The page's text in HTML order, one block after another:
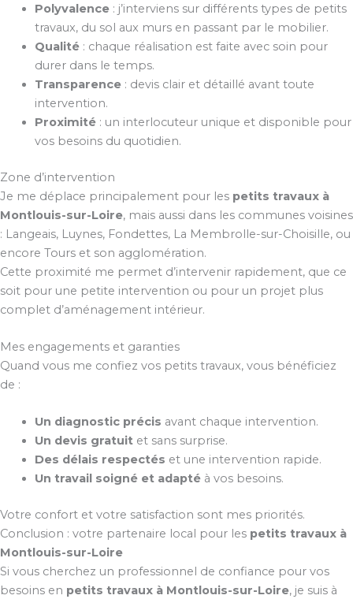
Polyvalence: j’interviens sur différents types de petits
travaux, du sol aux murs en passant par le mobilier.
Qualité: chaque réalisation est faite avec soin pour
durer dans le temps.
Transparence: devis clair et détaillé avant toute
intervention.
Proximité: un interlocuteur unique et disponible pour
vos besoins du quotidien.
Zone d’intervention
Je me déplace principalement pour les petits travaux à
Montlouis-sur-Loire, mais aussi dans les communes voisines
: Langeais, Luynes, Fondettes, La Membrolle-sur-Choisille, ou
encore Tours et son agglomération.
Cette proximité me permet d’intervenir rapidement, que ce
soit pour une petite intervention ou pour un projet plus
complet d’aménagement intérieur.
Mes engagements et garanties
Quand vous me confiez vos petits travaux, vous bénéficiez
de :
Un diagnostic précis avant chaque intervention.
Un devis gratuitet sans surprise.
Des délais respectés et une intervention rapide.
Un travail soigné et adaptéà vos besoins.
Votre confort et votre satisfaction sont mes priorités.
Conclusion : votre partenaire local pour les petits travaux à
Montlouis-sur-Loire
Si vous cherchez un professionnel de confiance pour vos
besoins en petits travaux à Montlouis-sur-Loire, je suis à